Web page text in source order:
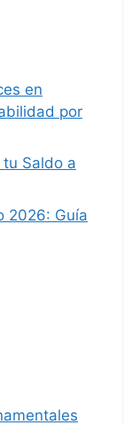
en
por
Saldo a
2026: Guía